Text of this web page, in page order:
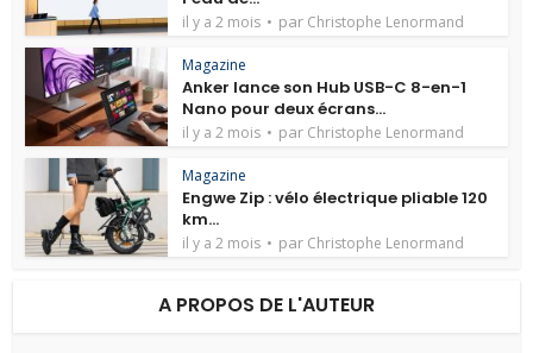
il y a 2 mois par Christophe Lenormand
Magazine
Anker lance son Hub USB-C 8-en-1
Nano pour deux écrans...
il y a 2 mois par Christophe Lenormand
Magazine
Engwe Zip : vélo électrique pliable 120
km...
il y a 2 mois par Christophe Lenormand
A PROPOS DE L'AUTEUR